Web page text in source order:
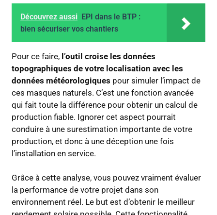
Découvrez aussi EPI dans le BTP :
bien sécuriser vos chantiers
Pour ce faire, l’outil croise les données
topographiques de votre localisation avec les
données météorologiques pour simuler l’impact de
ces masques naturels. C’est une fonction avancée
qui fait toute la différence pour obtenir un calcul de
production fiable. Ignorer cet aspect pourrait
conduire à une surestimation importante de votre
production, et donc à une déception une fois
l’installation en service.
Grâce à cette analyse, vous pouvez vraiment évaluer
la performance de votre projet dans son
environnement réel. Le but est d’obtenir le meilleur